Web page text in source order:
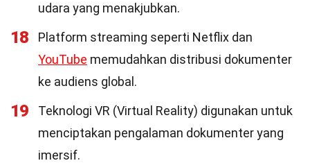
udara yang menakjubkan.
18
Platform streaming seperti Netflix dan
YouTube memudahkan distribusi dokumenter
ke audiens global.
19
Teknologi VR (Virtual Reality) digunakan untuk
menciptakan pengalaman dokumenter yang
imersif.